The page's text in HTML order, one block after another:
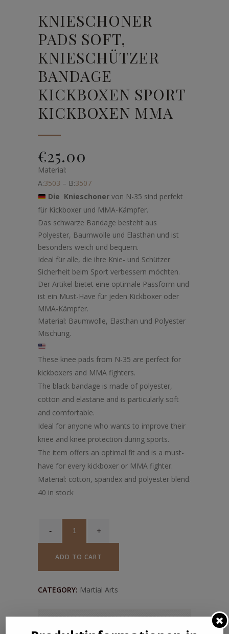
KNIESCHONER
PADS SOFT,
KNIESCHÜTZER
BANDAGE
KICKBOXEN SPORT
KICKBOXEN MMA
€25.00
Material:
A:3503 – B:3507
Die Knieschonervon N-35 sind perfekt
für Kickboxer und MMA-Kämpfer.
Das schwarze Bandage besteht aus
Polyester, Baumwolle und Elasthan und ist
besonders weich und bequem.
Ideal für alle, die ihre Knie- und Schützer
Sicherheit beim Sport verbessern möchten.
Der Artikel bietet eine optimale Passform und
ist ein Must-Have für jeden Kickboxer oder
MMA-Kämpfer.
Material: Baumwolle, Elasthan und Polyester
Mischung.
These knee pads from N-35 are perfect for
kickboxers and MMA fighters.
The black bandage is made of polyester,
cotton and elastane and is particularly soft
and comfortable.
Ideal for anyone who wants to improve their
knee and knee protection during sports.
The item offers an optimal fit and is a must-
have for every kickboxer or MMA fighter.
Material: cotton, spandex and polyester blend.
40 in stock
Knieschützer
Bandage
Kickboxen
ADD TO CART
CATEGORY: Martial Arts